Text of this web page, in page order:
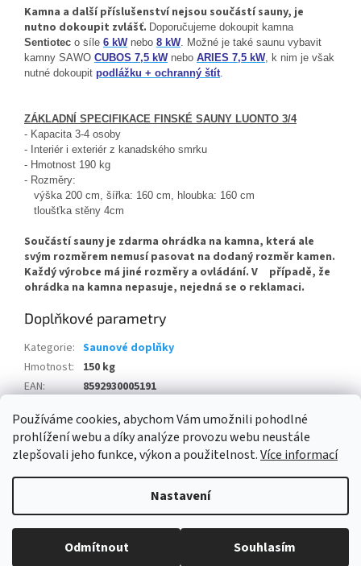
Používáme cookies, abychom Vám umožnili pohodlné
prohlížení webu a díky analýze provozu webu neustále
zlepšovali jeho funkce, výkon a použitelnost.Více informací
Nastavení
Odmítnout Souhlasím
Kamna a další příslušenství nejsou součástí sauny, je
nutno dokoupit zvlášť. Doporučujeme dokoupit kamna
Sentiotec o síle 6 kWnebo 8 kW. Možné je také saunu vybavit
kamny SAWO CUBOS 7,5 kWnebo ARIES 7,5 kW, k nim je však
nutné dokoupit podlážku + ochranný štít.
ZÁKLADNÍ SPECIFIKACE FINSKÉ SAUNY LUONTO 3/4
- Kapacita 3-4 osoby
- Interiér i exteriér z kanadského smrku
- Hmotnost 190 kg
- Rozměry:
výška 200 cm, šířka: 160 cm, hloubka: 160 cm
tloušťka stěny 4cm
Součástí sauny je zdarma ohrádka na kamna, která ale
svým rozměrem nemusí pasovat na dodaný rozměr kamen.
Každý výrobce má jiné rozměry a ovládání. V případě, že
ohrádka na kamna nepasuje, nejedná se o reklamaci.
Doplňkové parametry
Kategorie: Saunové doplňky
Hmotnost:
150 kg
EAN:
8592930005191
Copyright 2026ESHOPBAZÉNY. Všechna práva vyhrazena.Upravit